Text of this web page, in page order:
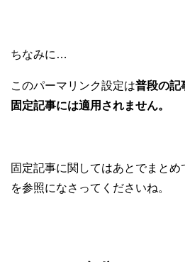
ちなみに…
このパーマリンク設定は普段の記
固定記事には適用されません。
固定記事に関してはあとでまと
を参照になさってくださいね。